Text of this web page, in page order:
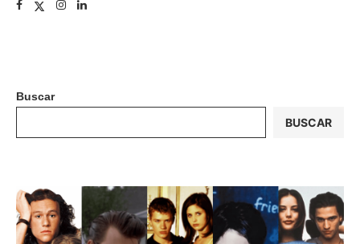
Buscar
BUSCAR